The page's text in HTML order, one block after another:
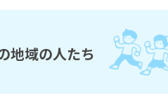
地域の人たち